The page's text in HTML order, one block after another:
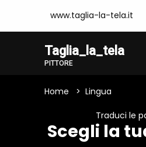
www.taglia-la-tela.it
Taglia_la_tela
PITTORE
Home Lingua
Traduci le
Scegli la